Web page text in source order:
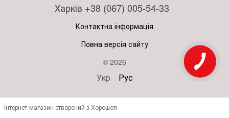
Харків +38 (067) 005-54-33
Контактна інформація
Повна версія сайту
© 2026
Укр Рус
Інтернет-магазин створений з Хорошоп